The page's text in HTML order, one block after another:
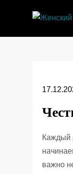
Каждый
важно